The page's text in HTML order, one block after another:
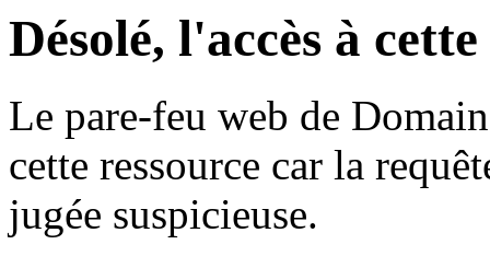
Désolé, l'accès à
Le pare-feu web de
cette ressource car la
jugée suspicieuse.